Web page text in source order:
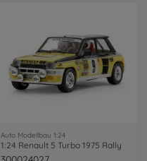
Auto Modellbau 1:24
1:24 Renault 5 Turbo 1975 Rally